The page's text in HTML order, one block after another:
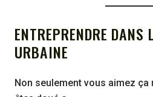
ENTREPRENDRE DANS
URBAINE
Non seulement vous aimez ça